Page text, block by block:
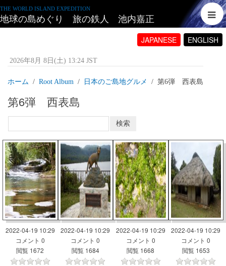
THE WORLD ISLAND EXPEDITION
地球の島めぐり 旅の鉄人 池内嘉正
JAPANESE ENGLISH
2026年8月 8日(土) 13:24 JST
ホーム Root Album 日本のご島地グルメ 第6弾 西表島
第6弾 西表島
2022-04-19 10:29
コメント 0
閲覧 1672
2022-04-19 10:29
コメント 0
閲覧 1684
2022-04-19 10:29
コメント 0
閲覧 1668
2022-04-19 10:29
コメント 0
閲覧 1653